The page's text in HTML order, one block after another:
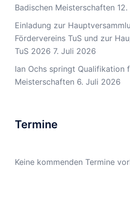
Badischen Meisterschaften
Einladung zur
Fördervereins TuS und zur
TuS 2026 7. Juli 2026
Ian Ochs springt Qualifikation
Meisterschaften 6. Juli 2026
Termine
Keine kommenden Termine